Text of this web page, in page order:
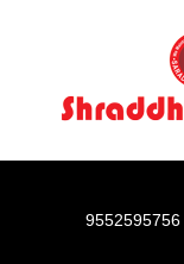
9552595756